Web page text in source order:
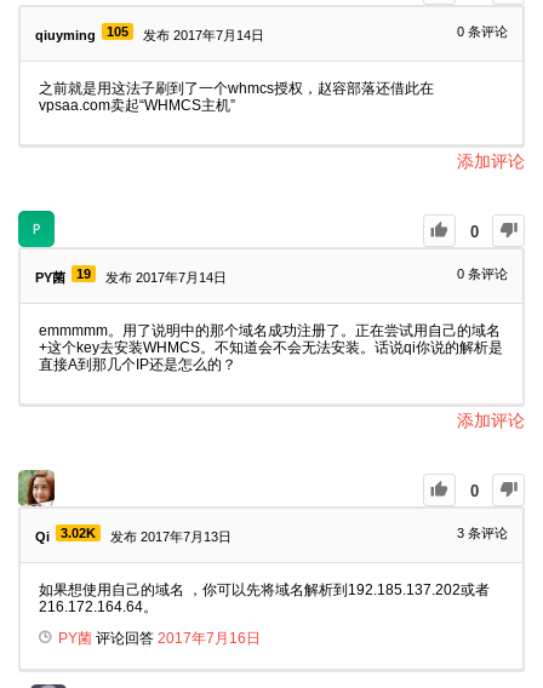
qiuyming 105 发布 2017年7月14日 0 条评论
之前就是用这法子刷到了一个whmcs授权，赵容部落还借此在
vpsaa.com卖起“WHMCS主机”
添加评论
0
PY菌 19 发布 2017年7月14日 0 条评论
emmmmm。用了说明中的那个域名成功注册了。正在尝试用自己的域名
+这个key去安装WHMCS。不知道会不会无法安装。话说qi你说的解析是
直接A到那几个IP还是怎么的？
添加评论
0
Qi 3.02K 发布 2017年7月13日 3 条评论
如果想使用自己的域名 ，你可以先将域名解析到192.185.137.202或者
216.172.164.64。
PY菌 评论回答 2017年7月16日